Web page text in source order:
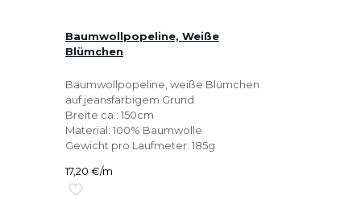
Baumwollpopeline, Weiße
Blümchen
Baumwollpopeline, weiße Blümchen
auf jeansfarbigem Grund
Breite ca.: 150cm
Material: 100% Baumwolle
Gewicht pro Laufmeter: 185g
17,20 €/m